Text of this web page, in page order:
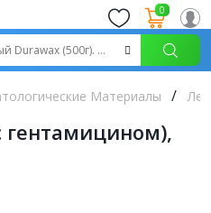
0
Материалы
гентамицином),